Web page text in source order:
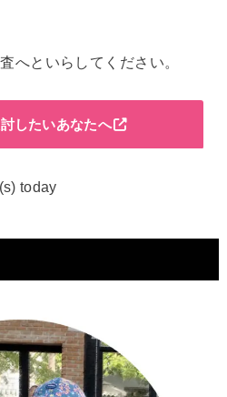
へといらしてください。
したいあなたへ
today